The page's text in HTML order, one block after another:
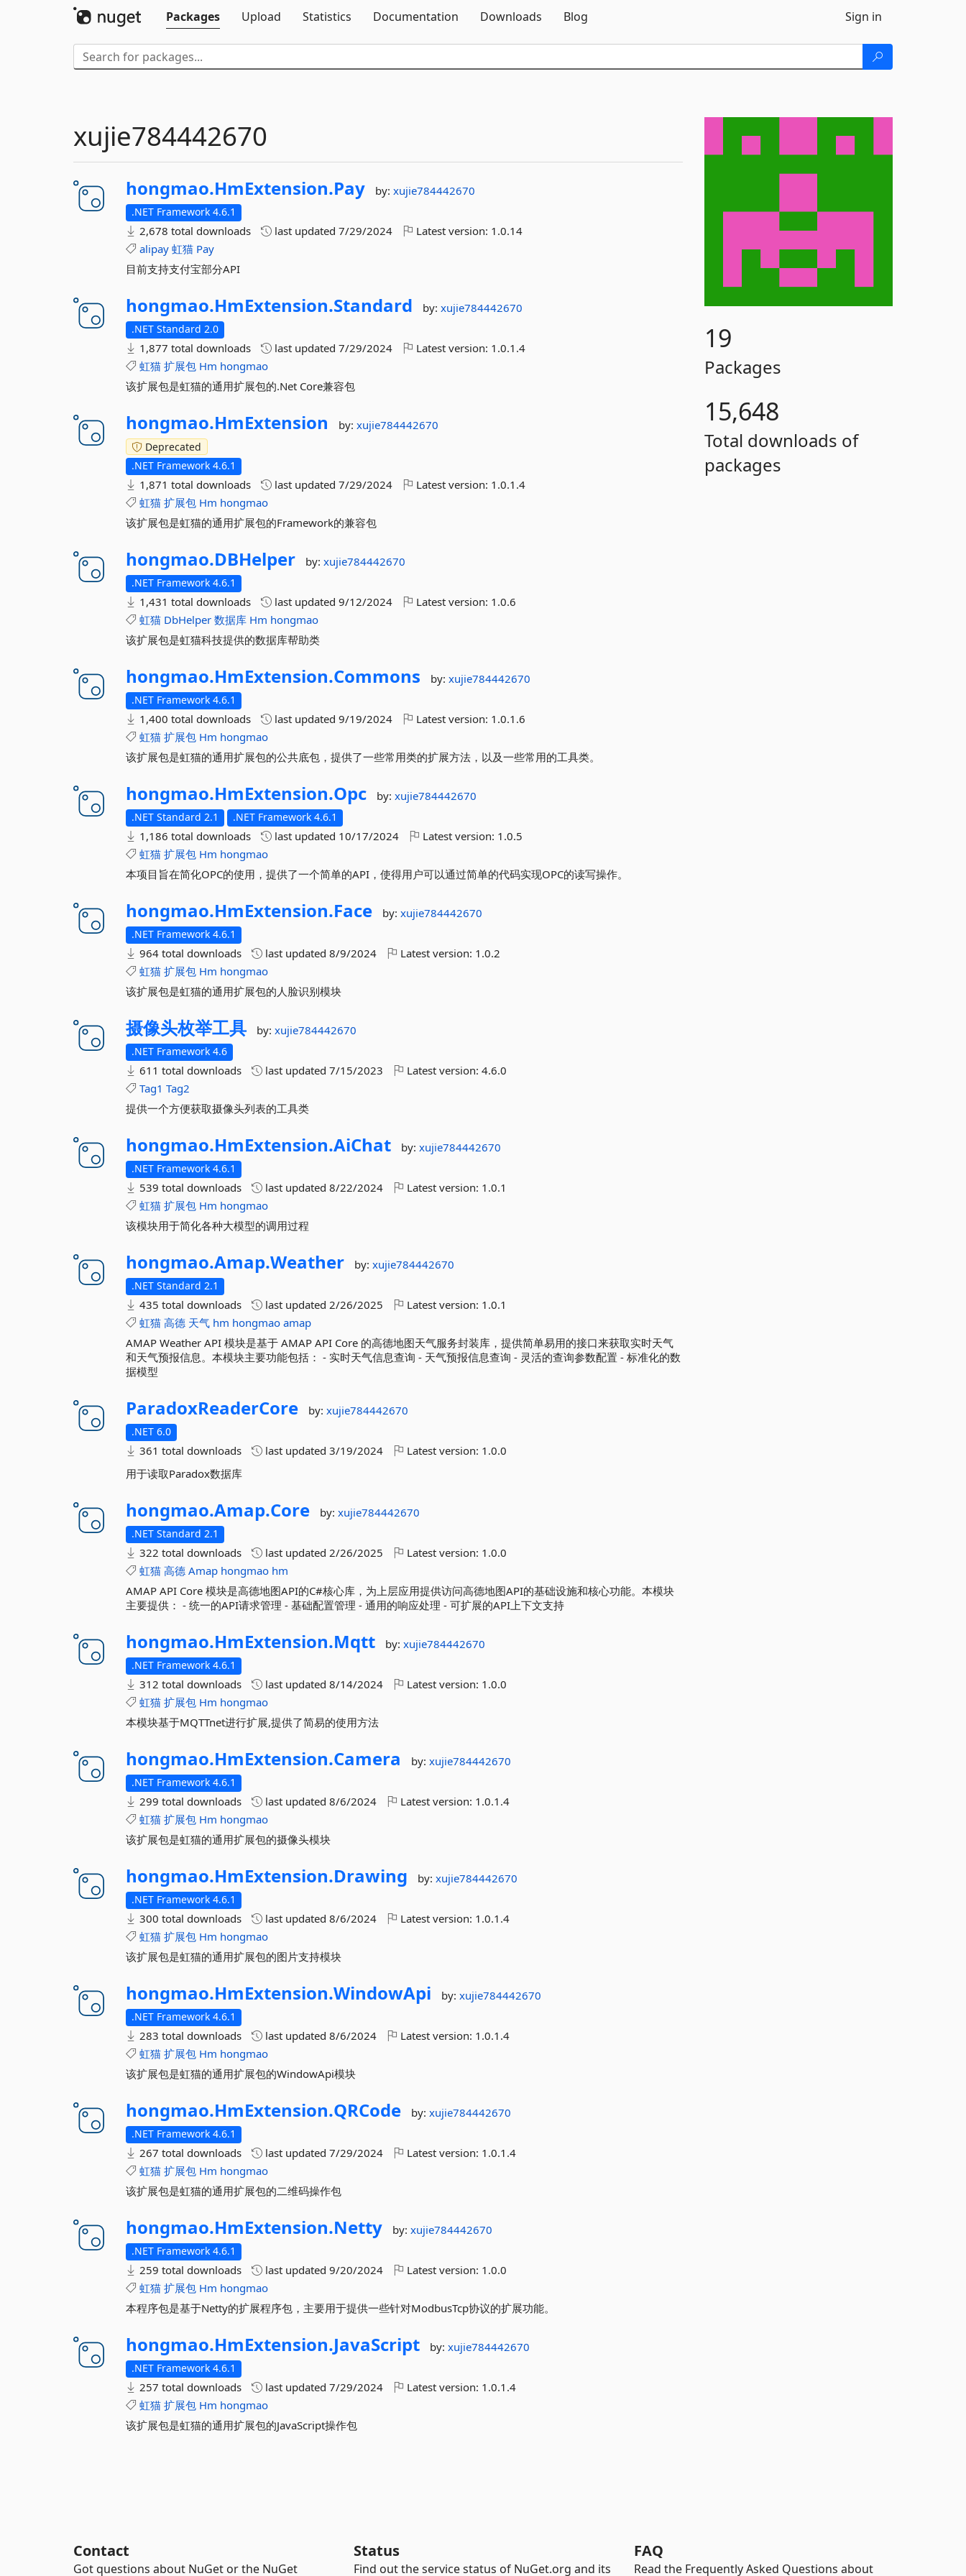
Packages
Upload Statistics Documentation Downloads Blog Sign in
19
Packages
15,648
Total downloads of
packages
xujie784442670
hongmao.HmExtension.Pay by:xujie784442670
.NET Framework 4.6.1
2,678 total downloads last updated7/29/2024 Latest version: 1.0.14
alipay 虹猫 Pay
目前支持支付宝部分API
hongmao.HmExtension.Standard by:xujie784442670
.NET Standard 2.0
1,877 total downloads last updated7/29/2024 Latest version: 1.0.1.4
虹猫 扩展包 Hm hongmao
该扩展包是虹猫的通用扩展包的.Net Core兼容包
hongmao.HmExtension by:xujie784442670
Deprecated
.NET Framework 4.6.1
1,871 total downloads last updated7/29/2024 Latest version: 1.0.1.4
虹猫 扩展包 Hm hongmao
该扩展包是虹猫的通用扩展包的Framework的兼容包
hongmao.DBHelper by:xujie784442670
.NET Framework 4.6.1
1,431 total downloads last updated9/12/2024 Latest version: 1.0.6
虹猫 DbHelper 数据库 Hm hongmao
该扩展包是虹猫科技提供的数据库帮助类
hongmao.HmExtension.Commons by:xujie784442670
.NET Framework 4.6.1
1,400 total downloads last updated9/19/2024 Latest version: 1.0.1.6
虹猫 扩展包 Hm hongmao
该扩展包是虹猫的通用扩展包的公共底包，提供了一些常用类的扩展方法，以及一些常用的工具类。
hongmao.HmExtension.Opc by:xujie784442670
.NET Standard 2.1 .NET Framework 4.6.1
1,186 total downloads last updated 10/17/2024 Latest version: 1.0.5
虹猫 扩展包 Hm hongmao
本项目旨在简化OPC的使用，提供了一个简单的API，使得用户可以通过简单的代码实现OPC的读写操作。
hongmao.HmExtension.Face by:xujie784442670
.NET Framework 4.6.1
964 total downloads last updated8/9/2024 Latest version: 1.0.2
虹猫 扩展包 Hm hongmao
该扩展包是虹猫的通用扩展包的人脸识别模块
摄像头枚举工具 by:xujie784442670
.NET Framework 4.6
611 total downloads last updated7/15/2023 Latest version:4.6.0
Tag1 Tag2
提供一个方便获取摄像头列表的工具类
hongmao.HmExtension.AiChat by:xujie784442670
.NET Framework 4.6.1
539 total downloads last updated8/22/2024 Latest version: 1.0.1
虹猫 扩展包 Hm hongmao
该模块用于简化各种大模型的调用过程
hongmao.Amap.Weather by:xujie784442670
.NET Standard 2.1
435 total downloads last updated2/26/2025 Latest version: 1.0.1
虹猫 高德 天气 hm hongmao amap
AMAP Weather API 模块是基于 AMAP API Core 的高德地图天气服务封装库，提供简单易用的接口来获取实时天气
和天气预报信息。本模块主要功能包括： - 实时天气信息查询 - 天气预报信息查询 - 灵活的查询参数配置 - 标准化的数
据模型
ParadoxReaderCore by:xujie784442670
.NET 6.0
361 total downloads last updated3/19/2024 Latest version: 1.0.0
用于读取Paradox数据库
hongmao.Amap.Core by:xujie784442670
.NET Standard 2.1
322 total downloads last updated2/26/2025 Latest version: 1.0.0
虹猫 高德 Amap hongmao hm
AMAP API Core 模块是高德地图API的C#核心库，为上层应用提供访问高德地图API的基础设施和核心功能。本模块
主要提供： - 统一的API请求管理 - 基础配置管理 - 通用的响应处理 - 可扩展的API上下文支持
hongmao.HmExtension.Mqtt by:xujie784442670
.NET Framework 4.6.1
312 total downloads last updated8/14/2024 Latest version: 1.0.0
虹猫 扩展包 Hm hongmao
本模块基于MQTTnet进行扩展,提供了简易的使用方法
hongmao.HmExtension.Camera by:xujie784442670
.NET Framework 4.6.1
299 total downloads last updated8/6/2024 Latest version: 1.0.1.4
虹猫 扩展包 Hm hongmao
该扩展包是虹猫的通用扩展包的摄像头模块
hongmao.HmExtension.Drawing by:xujie784442670
.NET Framework 4.6.1
300 total downloads last updated8/6/2024 Latest version: 1.0.1.4
虹猫 扩展包 Hm hongmao
该扩展包是虹猫的通用扩展包的图片支持模块
hongmao.HmExtension.WindowApi by:xujie784442670
.NET Framework 4.6.1
283 total downloads last updated8/6/2024 Latest version: 1.0.1.4
虹猫 扩展包 Hm hongmao
该扩展包是虹猫的通用扩展包的WindowApi模块
hongmao.HmExtension.QRCode by:xujie784442670
.NET Framework 4.6.1
267 total downloads last updated7/29/2024 Latest version: 1.0.1.4
虹猫 扩展包 Hm hongmao
该扩展包是虹猫的通用扩展包的二维码操作包
hongmao.HmExtension.Netty by:xujie784442670
.NET Framework 4.6.1
259 total downloads last updated9/20/2024 Latest version: 1.0.0
虹猫 扩展包 Hm hongmao
本程序包是基于Netty的扩展程序包，主要用于提供一些针对ModbusTcp协议的扩展功能。
hongmao.HmExtension.JavaScript by:xujie784442670
.NET Framework 4.6.1
257 total downloads last updated7/29/2024 Latest version: 1.0.1.4
虹猫 扩展包 Hm hongmao
该扩展包是虹猫的通用扩展包的JavaScript操作包
Contact
Got questions about NuGet or the NuGet
Status
Find out the service status of NuGet.org and its
FAQ
Read the Frequently Asked Questions about